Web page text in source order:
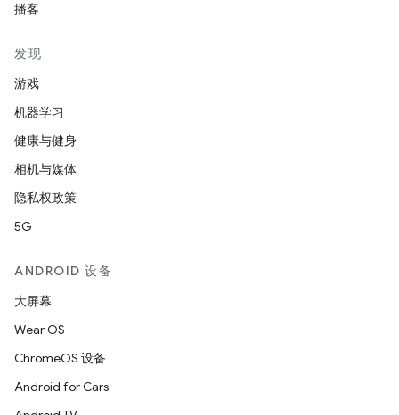
播客
发现
游戏
机器学习
健康与健身
相机与媒体
隐私权政策
5G
ANDROID 设备
大屏幕
Wear OS
ChromeOS 设备
Android for Cars